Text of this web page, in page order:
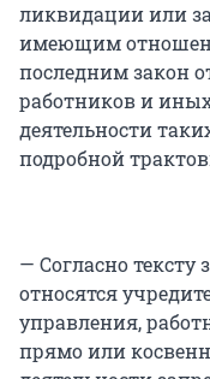
ликвидации или
имеющим
последним закон
работников и
деятельности
подробной
— Согласно
относятся
управления,
прямо или